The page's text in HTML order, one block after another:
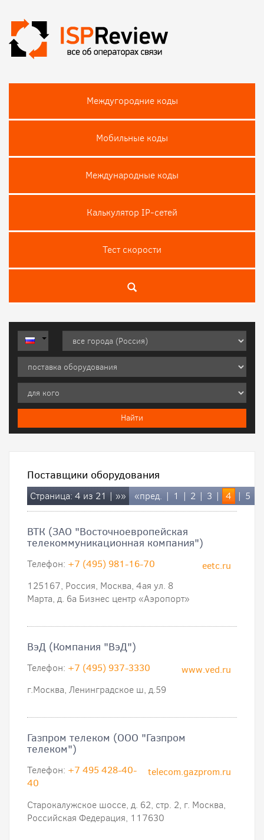
Междугородние коды
Мобильные коды
Международные коды
Калькулятор IP-сетей
Тест скороcти
Поставщики оборудования
Страница: 4 из 21 | »» «пред. | 1 | 2 | 3 | 4 | 5
ВТК (ЗАО "Восточноевропейская
телекоммуникационная компания")
eetc.ru
Телефон: +7 (495) 981-16-70
125167, Россия, Москва, 4ая ул. 8
Марта, д. 6а Бизнес центр «Аэропорт»
ВэД (Компания "ВэД")
www.ved.ru
Телефон: +7 (495) 937-3330
г.Москва, Ленинградское ш, д.59
Газпром телеком (ООО "Газпром
телеком")
telecom.gazprom.ru
Телефон: +7 495 428-40-
40
Старокалужское шоссе, д. 62, стр. 2, г. Москва,
Российская Федерация, 117630